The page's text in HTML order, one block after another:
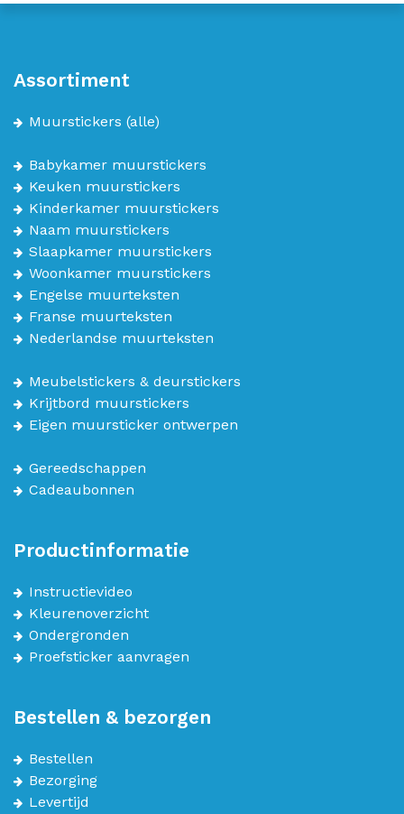
Assortiment
Muurstickers (alle)
Babykamer muurstickers
Keuken muurstickers
Kinderkamer muurstickers
Naam muurstickers
Slaapkamer muurstickers
Woonkamer muurstickers
Engelse muurteksten
Franse muurteksten
Nederlandse muurteksten
Meubelstickers & deurstickers
Krijtbord muurstickers
Eigen muursticker ontwerpen
Gereedschappen
Cadeaubonnen
Productinformatie
Instructievideo
Kleurenoverzicht
Ondergronden
Proefsticker aanvragen
Bestellen & bezorgen
Bestellen
Bezorging
Levertijd